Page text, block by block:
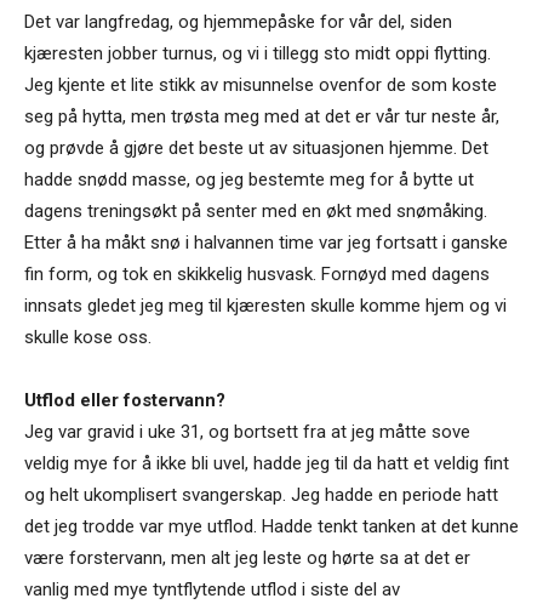
Det var langfredag, og hjemmepåske for vår del, siden
kjæresten jobber turnus, og vi i tillegg sto midt oppi flytting.
Jeg kjente et lite stikk av misunnelse ovenfor de som koste
seg på hytta, men trøsta meg med at det er vår tur neste år,
og prøvde å gjøre det beste ut av situasjonen hjemme. Det
hadde snødd masse, og jeg bestemte meg for å bytte ut
dagens treningsøkt på senter med en økt med snømåking.
Etter å ha måkt snø i halvannen time var jeg fortsatt i ganske
fin form, og tok en skikkelig husvask. Fornøyd med dagens
innsats gledet jeg meg til kjæresten skulle komme hjem og vi
skulle kose oss.
Utflod eller fostervann?
Jeg var gravid i uke 31, og bortsett fra at jeg måtte sove
veldig mye for å ikke bli uvel, hadde jeg til da hatt et veldig fint
og helt ukomplisert svangerskap. Jeg hadde en periode hatt
det jeg trodde var mye utflod. Hadde tenkt tanken at det kunne
være forstervann, men alt jeg leste og hørte sa at det er
vanlig med mye tyntflytende utflod i siste del av